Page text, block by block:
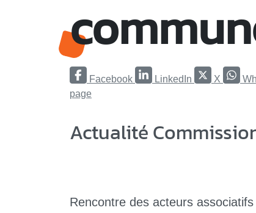
Facebook LinkedIn X
page
Actualité
Rencontre des acteurs